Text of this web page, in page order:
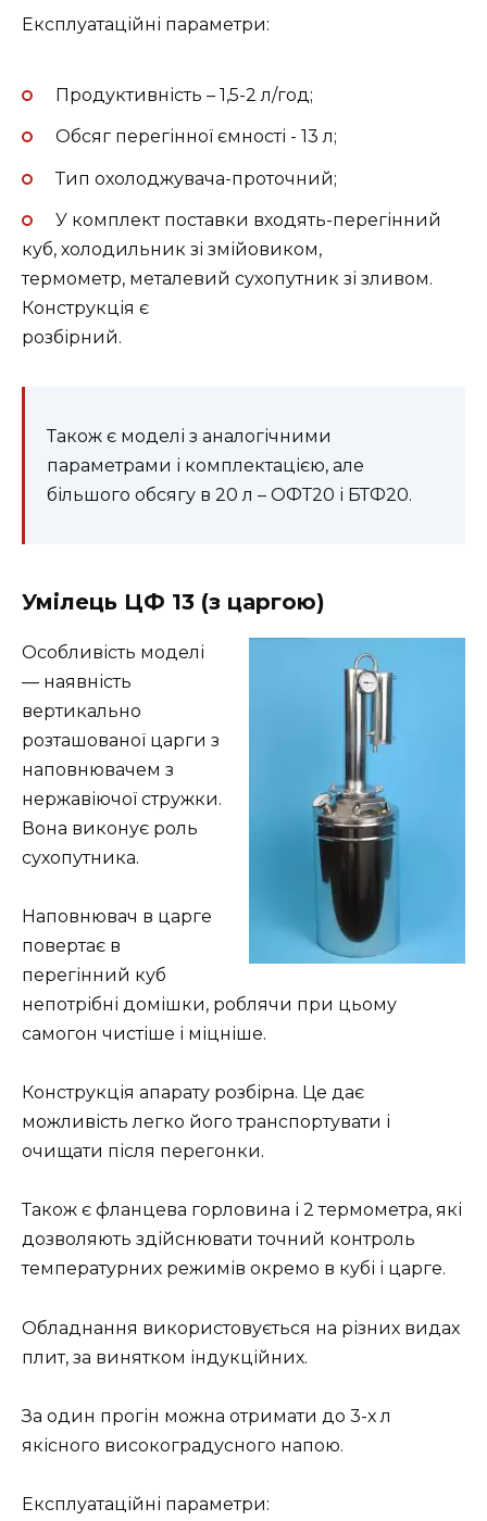
Експлуатаційні параметри:
Продуктивність – 1,5-2 л/год;
Обсяг перегінної ємності - 13 л;
Тип охолоджувача-проточний;
У комплект поставки входять-перегінний
куб, холодильник зі змійовиком,
термометр, металевий сухопутник зі зливом.
Конструкція є
розбірний.
Також є моделі з аналогічними
параметрами і комплектацією, але
більшого обсягу в 20 л – ОФТ20 і БТФ20.
Умілець ЦФ 13 (з царгою)
Особливість моделі
— наявність
вертикально
розташованої царги з
наповнювачем з
нержавіючої стружки.
Вона виконує роль
сухопутника.
Наповнювач в царге
повертає в
перегінний куб
непотрібні домішки, роблячи при цьому
самогон чистіше і міцніше.
Конструкція апарату розбірна. Це дає
можливість легко його транспортувати і
очищати після перегонки.
Також є фланцева горловина і 2 термометра, які
дозволяють здійснювати точний контроль
температурних режимів окремо в кубі і царге.
Обладнання використовується на різних видах
плит, за винятком індукційних.
За один прогін можна отримати до 3-х л
якісного високоградусного напою.
Експлуатаційні параметри: